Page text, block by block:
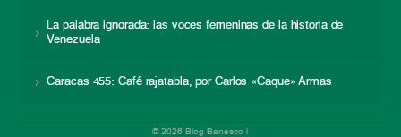
La palabra ignorada: las voces femeninas de la historia de
Venezuela
Caracas 455: Café rajatabla, por Carlos «Caque» Armas
© 2026 Blog Banesco |